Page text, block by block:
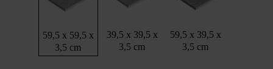
59,5 x 59,5 x
3,5 cm
39,5 x 39,5 x
3,5 cm
59,5 x 39,5 x
3,5 cm